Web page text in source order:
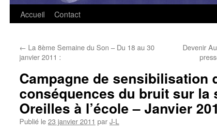
Accueil Contact
← La 8ème Semaine du Son – Du 18 au 30
janvier 2011 :
Devenir
Campagne de sensibilisation
conséquences du bruit sur la
Oreilles à l’école – Janvier
Publié le23 janvier 2011 parJ-L